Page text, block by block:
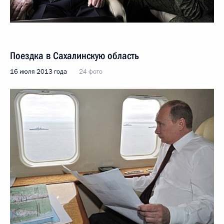
Поездка в Сахалинскую область
16 июля 2013 года 24 фото